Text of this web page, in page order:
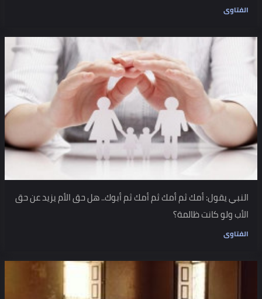
الفتاوى
النبي يقول: أمك ثم أمك ثم أمك ثم أبوك.. هل حق الأم يزيد عن حق
الأب ولو كانت ظالمة؟
الفتاوى